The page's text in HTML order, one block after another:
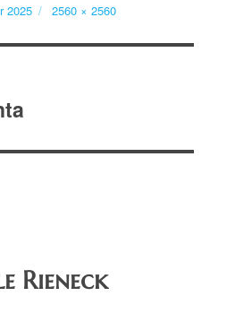
2025
Volle
2560 × 2560
Rieneck